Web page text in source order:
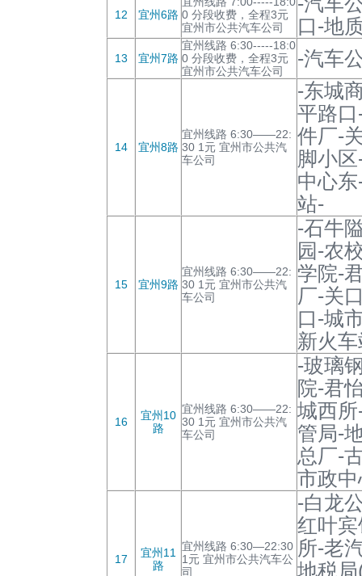
12 宜州6路 0 分段收费，全程3元
宜州市公共汽车公司
口-地
13 宜州7路
宜州线路 6:30-----18:0
0 分段收费，全程3元
宜州市公共汽车公司
-汽车
14 宜州8路
宜州线路 6:30——22:
30 1元 宜州市公共汽
车公司
-东城
平路
件厂-
脚小
中心
站-
15 宜州9路
宜州线路 6:30——22:
30 1元 宜州市公共汽
车公司
-石牛
园-农
学院-
厂-关
口-城
新火
16
宜州10
路
宜州线路 6:30——22:
30 1元 宜州市公共汽
车公司
-玻璃
院-君
城西
管局-
总厂-
市政
17
宜州11
路
宜州线路 6:30—22:30
1元 宜州市公共汽车公
司
-白龙
红叶
所-老
地税